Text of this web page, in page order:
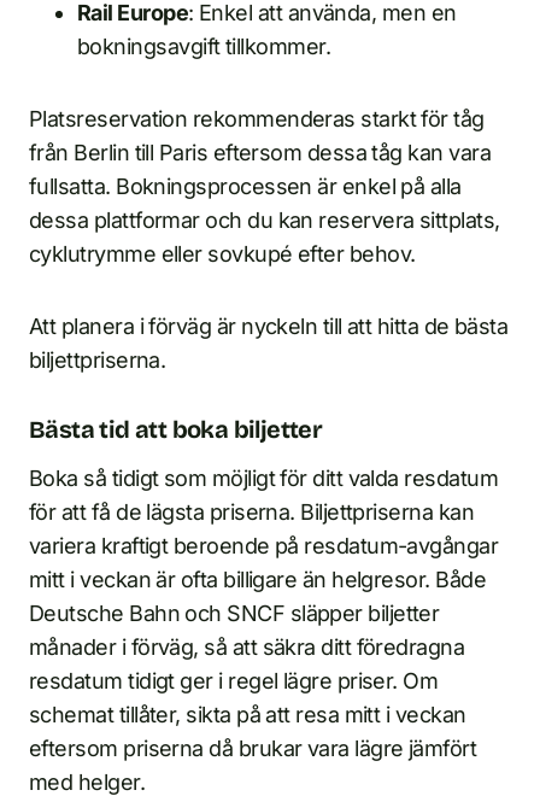
Rail Europe: Enkel att använda, men en
bokningsavgift tillkommer.
Platsreservation rekommenderas starkt för tåg
från Berlin till Paris eftersom dessa tåg kan vara
fullsatta. Bokningsprocessen är enkel på alla
dessa plattformar och du kan reservera sittplats,
cyklutrymme eller sovkupé efter behov.
Att planera i förväg är nyckeln till att hitta de bästa
biljettpriserna.
Bästa tid att boka biljetter
Boka så tidigt som möjligt för ditt valda resdatum
för att få de lägsta priserna. Biljettpriserna kan
variera kraftigt beroende på resdatum-avgångar
mitt i veckan är ofta billigare än helgresor. Både
Deutsche Bahn och SNCF släpper biljetter
månader i förväg, så att säkra ditt föredragna
resdatum tidigt ger i regel lägre priser. Om
schemat tillåter, sikta på att resa mitt i veckan
eftersom priserna då brukar vara lägre jämfört
med helger.